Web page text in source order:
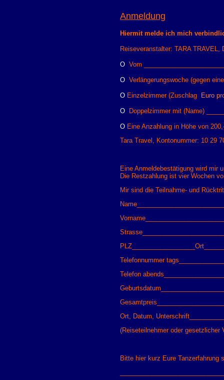
Anmeldung
Hiermit melde ich mich
Reiseveranstalter: TARA
O Vom
O Verlängerungswoche (gegen
O Einzelzimmer (Zuschl ag Euro pr
O Doppelzimmermit (Name)
O Eine Anzahlung in Höhe von
Tara Travel, Kontonummer: 10 29
Eine Anmeldebestätigung wird mir
Die Restzahlung ist vier Wochen
Mir sind die Teilnahme- und
Telefonnummer
Telefon abends________
Ort, Datum,
(Reiseteilnehmer oder gesetzlicher
Bitte hier kurz Eure Tanzerfahrung